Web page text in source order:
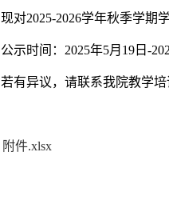
现对2025-2026学年秋季学期
公示时间： 2025年5月 19 日 -
若有异议， 请联系我院教学
附件.xlsx